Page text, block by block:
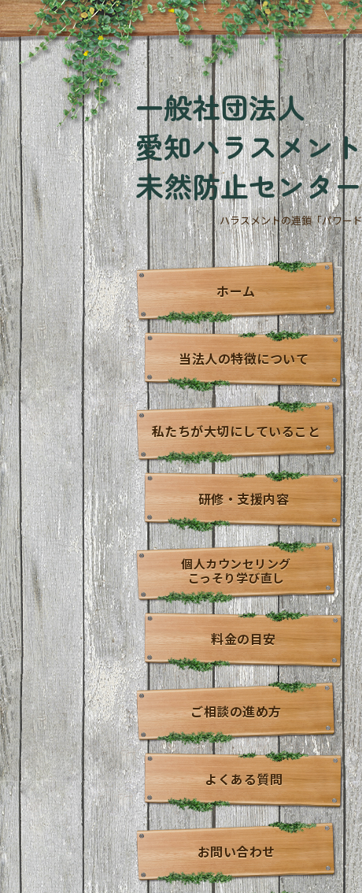
一般社団法人
愛知ハラスメント
未然防止センター
ハラスメントの連鎖「パワー
ホーム
当法人の特徴について
私たちが大切にしていること
研修・支援内容
個人カウンセリング
こっそり学び直し
料金の目安
ご相談の進め方
よくある質問
お問い合わせ